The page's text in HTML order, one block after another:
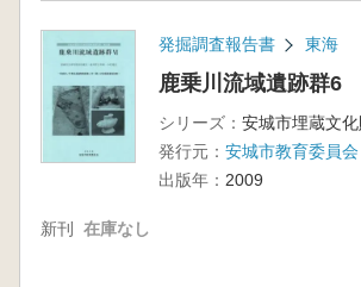
発掘調査報告書 東海
鹿乗川流域遺跡群6
シリーズ：
発行元： 安城市教育委員会
出版年： 2009
新刊 在庫なし